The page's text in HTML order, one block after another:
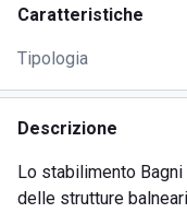
Caratteristiche
Tipologia
Descrizione
Lo stabilimento
delle strutture